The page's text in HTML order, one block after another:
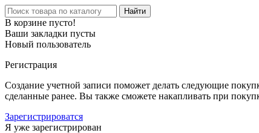
Найти
В корзине пусто!
Ваши закладки пусты
Новый пользователь
Регистрация
Создание учетной записи поможет делать следующие
сделанные ранее. Вы также сможете накапливать при
Зарегистрироватся
Я уже зарегистрирован